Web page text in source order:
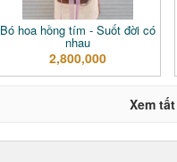
Bó hoa hồng tím - Suốt đời có
nhau
2,800,000
Xem